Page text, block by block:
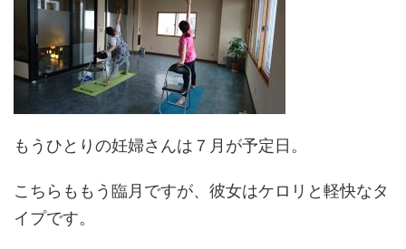
もうひとりの妊婦さんは７月が予定日。
こちらももう臨月ですが、彼女はケロリと軽快なタ
イプです。